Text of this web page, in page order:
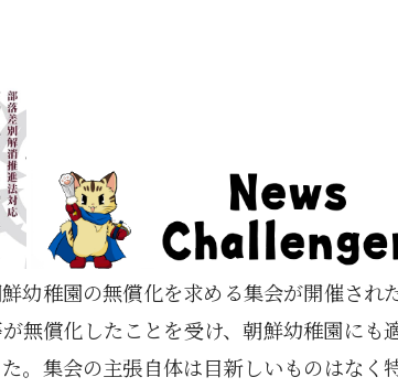
幼稚園の無償化を求める集会が開催され
無償化したことを受け、朝鮮幼稚園にも
。集会の主張自体は目新しいものはなく